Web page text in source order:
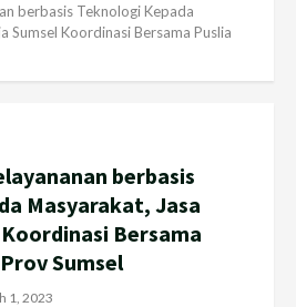
berbasis Teknologi Kepada
Sumsel Koordinasi Bersama Puslia
berbasis
Masyarakat, Jasa
Bersama
Sumsel
1, 2023